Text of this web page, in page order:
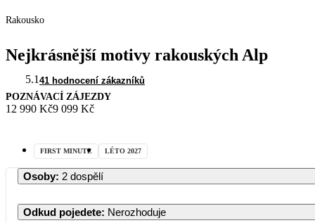
Rakousko
Nejkrásnější motivy rakouských Alp
5.1 41 hodnocení zákazníků
POZNÁVACÍ ZÁJEZDY
12 990 Kč9 099 Kč
FIRST MINUTE LÉTO 2027
Osoby: 2 dospělí
Odkud pojedete: Nerozhoduje